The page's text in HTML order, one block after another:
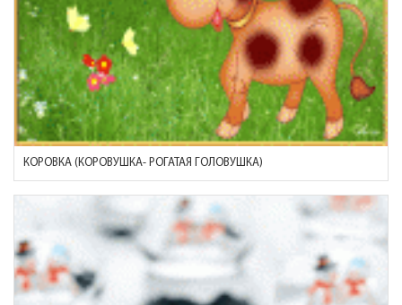
КОРОВКА (КОРОВУШКА- РОГАТАЯ ГОЛОВУШКА)